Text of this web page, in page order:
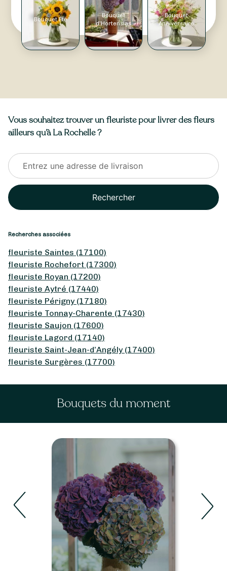
Bouquet Été
Bouquet
d'Hortensias
Bouquet
Anniversaire
Vous souhaitez trouver un fleuriste pour livrer des fleurs
ailleurs qu’à La Rochelle ?
Rechercher
Recherches associées
fleuriste Saintes (17100)
fleuriste Rochefort (17300)
fleuriste Royan (17200)
fleuriste Aytré (17440)
fleuriste Périgny (17180)
fleuriste Tonnay-Charente (17430)
fleuriste Saujon (17600)
fleuriste Lagord (17140)
fleuriste Saint-Jean-d’Angély (17400)
fleuriste Surgères (17700)
Bouquets du moment